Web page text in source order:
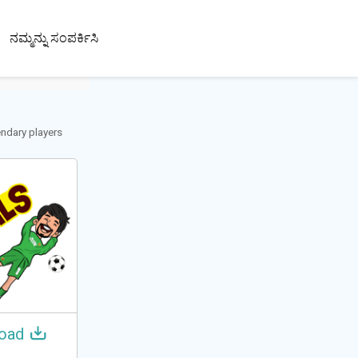
ನಮ್ಮನ್ನು ಸಂಪರ್ಕಿಸಿ
100+
ಭಾಷೆಗಳು
players